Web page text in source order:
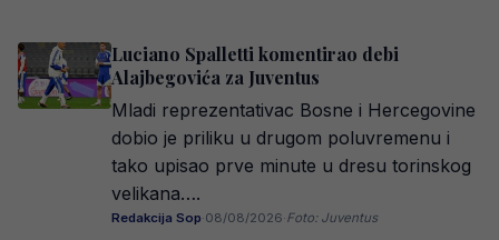
Luciano Spalletti komentirao debi
Alajbegovića za Juventus
Mladi reprezentativac Bosne i Hercegovine
dobio je priliku u drugom poluvremenu i
tako upisao prve minute u dresu torinskog
velikana….
Redakcija Sop·08/08/2026·Foto: Juventus